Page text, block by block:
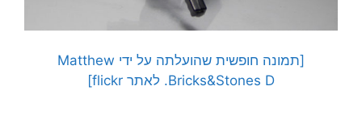
[תמונה חופשית שהועלתה על ידי Matthew
Bricks&Stones D. לאתר flickr]